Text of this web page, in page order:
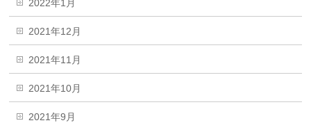
2022年1月
2021年12月
2021年11月
2021年10月
2021年9月